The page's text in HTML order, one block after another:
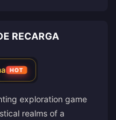
RECARGA
HOT
exploration game
realms of a